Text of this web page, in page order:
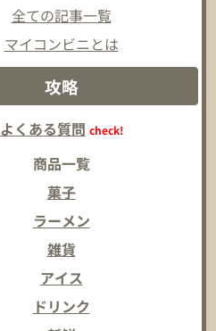
る
全ての記事一覧
マイコンビニとは
攻略
よくある質問 check!
商品一覧
菓子
ラーメン
雑貨
アイス
ドリンク